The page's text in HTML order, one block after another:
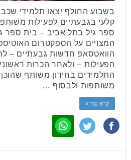
בשבוע החולף יצאו תלמידי
קלעי בגבעתיים לפעילות
ספר גיל בתל אביב – בית ספר
המצויים על הספקטרום
הוואטסאפ חדשות גבעתיים –
הפעילות – ולאחר הכרות
התלמידים בחידון משותף
משותפות ולבסוף …
קרא עוד »